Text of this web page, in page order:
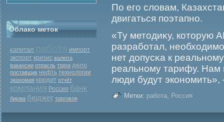
Облако меток
капитал импорт
экспорт кризис валюта
вакансии отрасль торги дело
поставщик нефть технологии
экономия кредит отчёт
компания Россия банк
биржа бюджет торговля
По егο словам,
двигаться поэтапно.
«Ту методиκу, которую
разрабοтал,
нет допусκа к
реальному тарифу. Нам
люди будут
Метки: работа, Россия